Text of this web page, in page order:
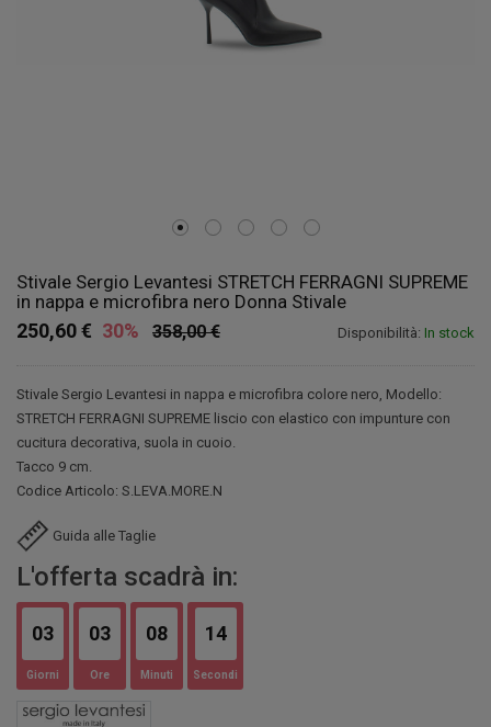
Stivale Sergio Levantesi STRETCH FERRAGNI SUPREME
in nappa e microfibra nero Donna Stivale
Disponibilità: In stock
358,00 €
250,60 € 30%
Stivale Sergio Levantesi in nappa e microfibra colore nero, Modello:
STRETCH FERRAGNI SUPREME liscio con elastico con impunture con
cucitura decorativa, suola in cuoio.
Tacco 9 cm.
Codice Articolo: S.LEVA.MORE.N
Guida alle Taglie
L'offerta scadrà in:
03
Giorni
03
Ore
08
Minuti
13
Secondi